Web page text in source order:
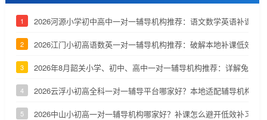
1 2026河源小学初中高中一对一辅导机构推荐：语文数学英语补课机
2 2026江门小初高语数英一对一辅导机构推荐：破解本地补课低效、
3 2026年8月韶关小学、初中、高中一对一辅导机构推荐：详解兔启1
4 2026云浮小初高全科一对一辅导平台哪家好？本地适配辅导机构深
5 2026中山小初高一对一辅导机构哪家好？补课怎么避开低效补习陷阱